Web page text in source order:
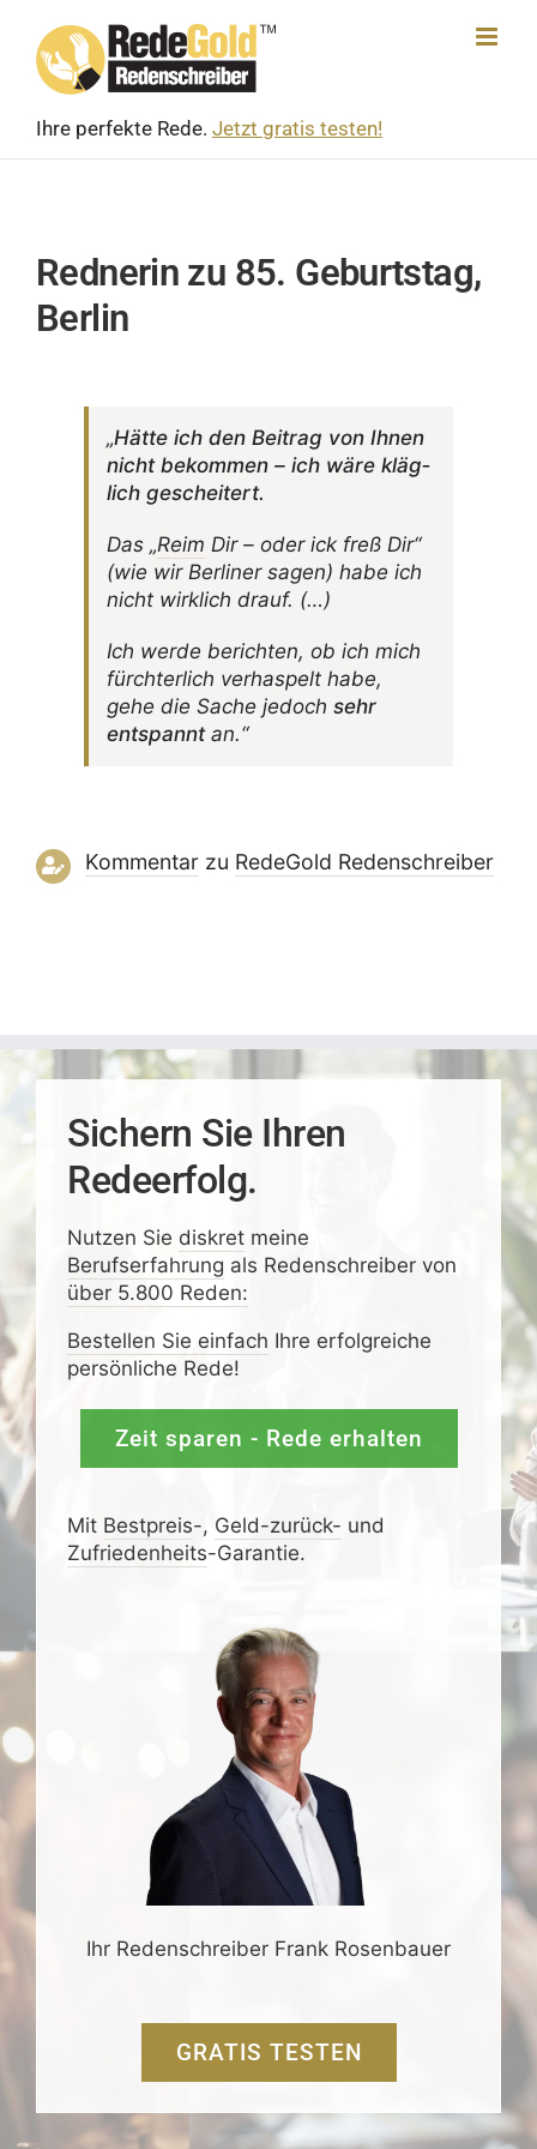
content
Ihre perfekte Rede. Jetzt gratis testen!
Rednerin zu 85. Geburtstag,
Berlin
„Hätte ich den Beitrag von Ihnen
nicht bekommen – ich wäre kläg­
lich gescheitert.
Das „Reim Dir – oder ick freß Dir“
(wie wir Berliner sagen) habe ich
nicht wirk­lich drauf. (…)
Ich werde berichten, ob ich mich
fürch­ter­lich verhas­pelt habe,
gehe die Sache jedoch sehr
entspanntan.“
Kommentarzu RedeGold Reden­schreiber
Sichern Sie Ihren
Redeerfolg.
Nutzen Sie diskretmeine
Berufserfahrung als Redenschreiber von
über 5.800 Reden:
Bestellen Sie einfach Ihre erfolgreiche
persönliche Rede!
Zeit sparen - Rede erhalten
Mit Bestpreis-, Geld-zurück- und
Zufrieden­­heits-Garantie.
Ihr Redenschreiber Frank Rosenbauer
GRATIS TESTEN